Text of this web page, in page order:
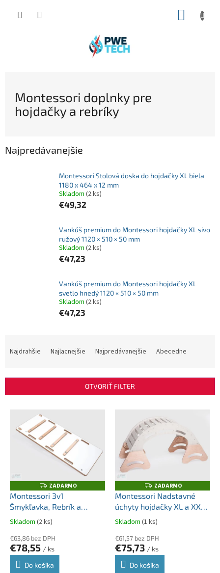
Montessori doplnky pre
hojdačky a rebríky
Najpredávanejšie
Montessori Stolová doska do hojdačky XL biela
1180 x 464 x 12 mm
Skladom (2 ks)
€49,32
Vankúš premium do Montessori hojdačky XL sivo
ružový 1120 × 510 × 50 mm
Skladom (2 ks)
€47,23
Vankúš premium do Montessori hojdačky XL
svetlo hnedý 1120 × 510 × 50 mm
Skladom (2 ks)
€47,23
i
Najdrahšie Najlacnejšie Najpredávanejšie Abecedne
OTVORIŤ FILTER
Z
A
D
A
R
M
O
ZADARMO
Montessori 3v1
Šmykľavka, Rebrík a
Kladina biele prevedenie
Skladom (2 ks)
€63,86 bez DPH
€78,55 / ks
Do košíka
Z
A
D
A
M
O
ZADARMO
Montessori Nadstavné
úchyty hojdačky XL a XXL
prírodné
Skladom (1 ks)
€61,57 bez DPH
€75,73 / ks
Do košíka